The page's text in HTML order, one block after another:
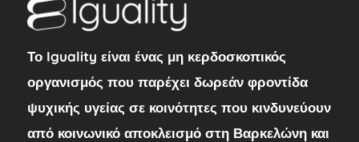
Το Iguality είναι ένας μη κερδοσκοπικός
οργανισμός που παρέχει δωρεάν φροντίδα
ψυχικής υγείας σε κοινότητες που κινδυνεύουν
από κοινωνικό αποκλεισμό στη Βαρκελώνη και